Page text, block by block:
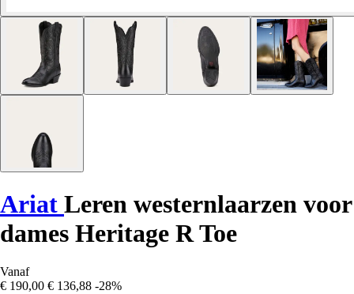
Ariat Leren westernlaarzen voor
dames Heritage R Toe
Vanaf
€ 190,00 € 136,88 -28%